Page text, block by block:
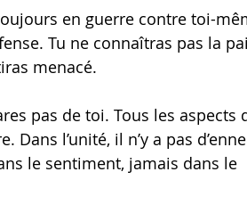
en guerre contre toi-
Tu ne connaîtras pas la
menacé.
pas de toi. Tous les aspects
l’unité, il n’y a pas
le sentiment, jamais dans le